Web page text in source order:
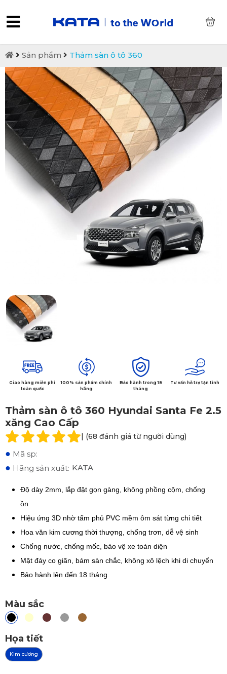
Sản phẩm Thảm sàn ô tô 360
Giao hàng miễn phí
toàn quốc
100% sản phẩm chính
hãng
Bảo hành trong 18
tháng
Tư vấn hỗ trợ tận tình
Thảm sàn ô tô 360 Hyundai Santa Fe 2.5
xăng Cao Cấp
| (68 đánh giá từ người dùng)
● Mã sp:
● Hãng sản xuất: KATA
Độ dày 2mm, lắp đặt gọn gàng, không phồng cộm, chống
ồn
Hiệu ứng 3D nhờ tấm phủ PVC mềm ôm sát từng chi tiết
Hoa văn kim cương thời thượng, chống trơn, dễ vệ sinh
Chống nước, chống mốc, bảo vệ xe toàn diện
Mặt đáy co giãn, bám sàn chắc, không xô lệch khi di chuyển
Bảo hành lên đến 18 tháng
Màu sắc
Họa tiết
Kim cương